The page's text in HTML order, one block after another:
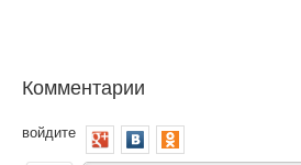
Комментарии
войдите